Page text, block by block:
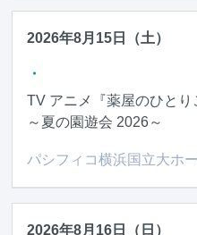
2026年8月15日（土）
・
TV アニメ『薬屋のひと
～夏の園遊会 2026～
パシフィコ横浜国立大ホ
2026年8月16日（日）